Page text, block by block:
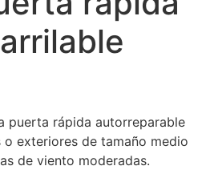
puerta rápida autorreparable
exteriores de tamaño medio
de viento moderadas.